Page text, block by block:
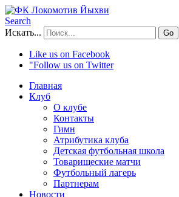
Search
Искать...
Go
Like us on Facebook
"Follow us on Twitter
Главная
Клуб
О клубе
Контакты
Гимн
Атрибутика клуба
Детская футбольная школа
Товарищеские матчи
Футбольный лагерь
Партнерам
Новости